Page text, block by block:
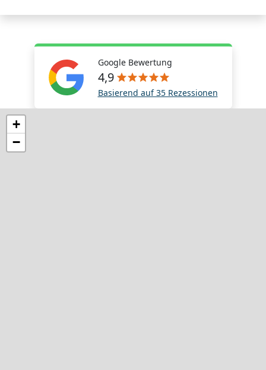
Google Bewertung
4,9
Basierend auf 35 Rezessionen
+
−